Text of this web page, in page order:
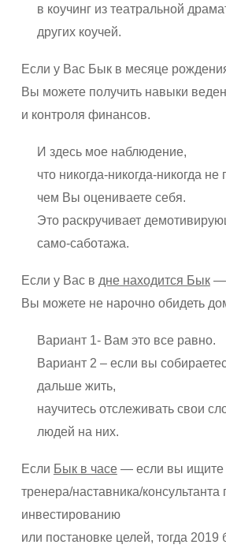
в коучинг из театральной
других коучей.
Если у Вас Бык в месяце
Вы можете получить навыки
и контроля финансов.
И здесь мое наблюдение,
что никогда-никогда-никогда
чем Вы оцениваете себя.
Это раскручивает
само-саботажа.
Если у Вас в дне находится Бык—
Вы можете не нарочно обидеть
Вариант 1- Вам это все равно.
Вариант 2 – если вы
дальше жить,
научитесь отслеживать свои
людей на них.
Если Бык в часе— если вы ищите
тренера/наставника/консультанта
инвестированию
или постановке целей, тогда 2019